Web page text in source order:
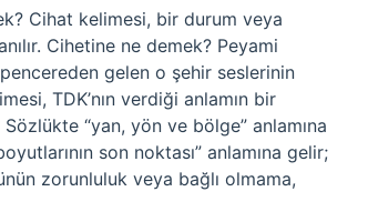
Cihat kelimesi, bir durum veya
Cihetine ne demek? Peyami
gelen o şehir seslerinin
TDK’nın verdiği anlamın bir
“yan, yön ve bölge” anlamına
son noktası” anlamına gelir;
zorunluluk veya bağlı olmama,